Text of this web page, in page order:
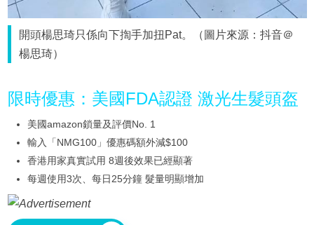
開頭楊思琦只係向下揈手加扭Pat。（圖片來源：抖音＠
楊思琦）
限時優惠：美國FDA認證 激光生髮頭盔
美國amazon鎖量及評價No. 1
輸入「NMG100」優惠碼額外減$100
香港用家真實試用 8週後效果已經顯著
每週使用3次、每日25分鐘 髮量明顯增加